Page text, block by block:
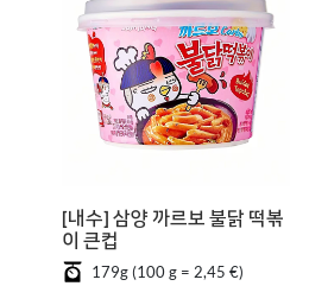
[내수] 삼양 까르보 불닭 떡볶
이 큰컵
179g (100 g = 2,45 €)